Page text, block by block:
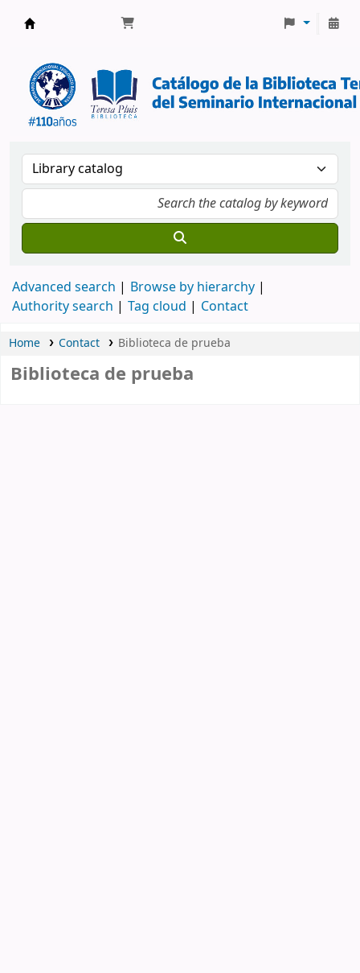
Advanced search
Browse by hierarchy
Authority search
Tag cloud Contact
Home Contact Biblioteca de prueba
Biblioteca de prueba